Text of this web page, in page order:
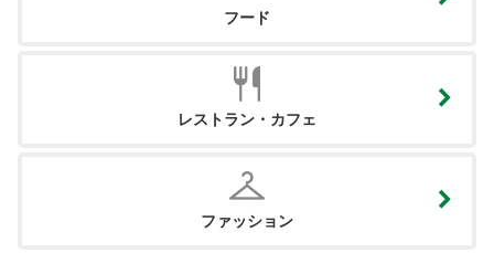
フード
レストラン・カフェ
ファッション